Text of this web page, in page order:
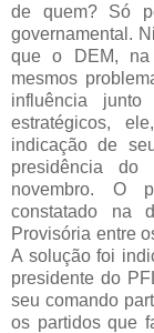
de quem? Só
governamental.
que o DEM, na
mesmos
influência
estratégicos,
indicação de
presidência do
novembro. O
constatado na
Provisória entre
A solução foi
presidente do
seu comando
os partidos que